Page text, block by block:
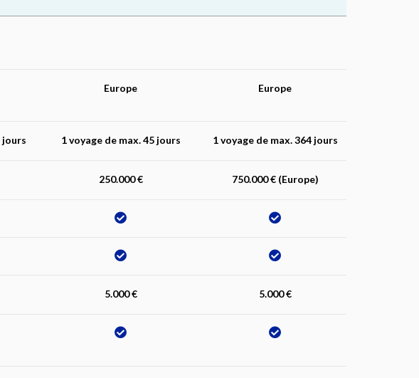
Europe Europe
jours 1 voyage de max. 45 jours 1 voyage de max. 364 jours
250.000 € 750.000 € (Europe)
5.000 € 5.000 €